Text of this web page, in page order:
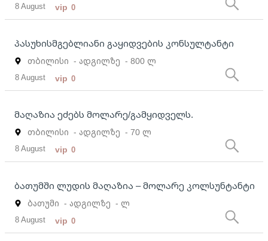
8 August vip 0
პასუხისმგებლიანი გაყიდვების კონსულტანტი
თბილისი - ადგილზე - 800 ლ
8 August vip 0
მაღაზია ეძებს მოლარე/გამყიდველს.
თბილისი - ადგილზე - 70 ლ
8 August vip 0
ბათუმში ლუდის მაღაზია – მოლარე კოლსუნტანტი
ბათუმი - ადგილზე - ლ
8 August vip 0